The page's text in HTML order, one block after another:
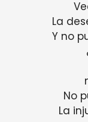
La
Y no
No
La